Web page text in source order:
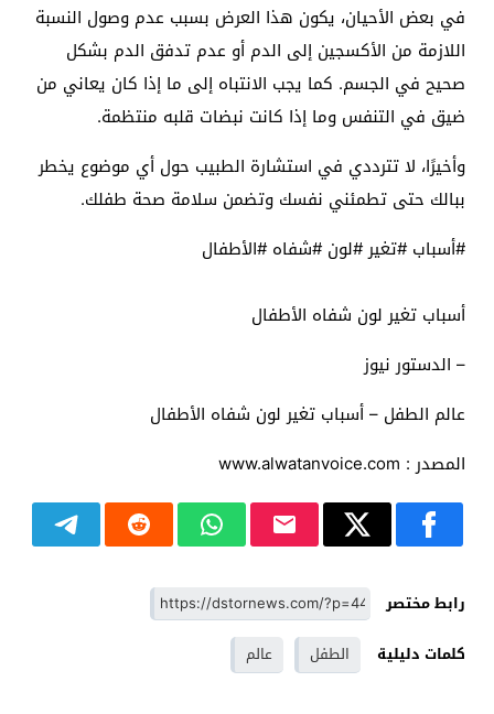
في بعض الأحيان، يكون هذا العرض بسبب عدم وصول النسبة
اللازمة من الأكسجين إلى الدم أو عدم تدفق الدم بشكل
صحيح في الجسم. كما يجب الانتباه إلى ما إذا كان يعاني من
ضيق في التنفس وما إذا كانت نبضات قلبه منتظمة.
وأخيرًا، لا تترددي في استشارة الطبيب حول أي موضوع يخطر
ببالك حتى تطمئني نفسك وتضمن سلامة صحة طفلك.
#أسباب #تغير #لون #شفاه #الأطفال
أسباب تغير لون شفاه الأطفال
– الدستور نيوز
عالم الطفل – أسباب تغير لون شفاه الأطفال
المصدر : www.alwatanvoice.com
رابط مختصر
كلمات دليلية
الطفل عالم